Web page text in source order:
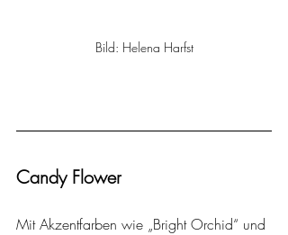
Bild: Helena Harfst
Candy Flower
Mit Akzentfarben wie „Bright Orchid“ und